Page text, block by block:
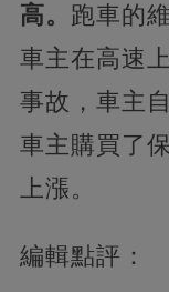
高。 跑車的
車主在高速
事故，車主
車主購買了
上漲。
編輯點評：